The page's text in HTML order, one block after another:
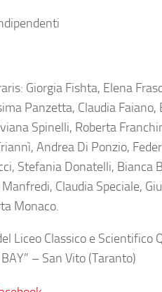
Giorgia Fishta, Elena
Panzetta, Claudia Faiano,
Spinelli, Roberta
Andrea Di Ponzio,
Stefania Donatelli, Bianca
Claudia Speciale,
Monaco.
Liceo Classico e Scientifico
– San Vito (Taranto)